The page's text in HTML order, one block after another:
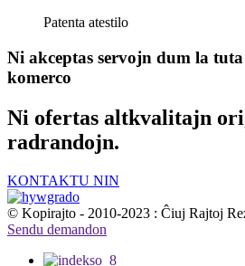
Patenta atestilo
Ni akceptas servojn dum la
komerco
Ni ofertas altkvalitajn
radrandojn.
KONTAKTU NIN
© Kopirajto - 2010-2023 : Ĉiuj Rajtoj
Sendu demandon